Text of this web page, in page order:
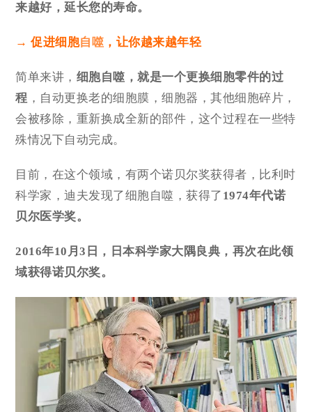
来越好，延长您的寿命。
→ 促进细胞自噬 ，让你越来越年轻
简单来讲， 细胞自噬 ，就是一个更换细胞零件的过
程 ，自动更换老的细胞膜，细胞器，其他细胞碎片，
会被移除，重新换成全新的部件，这个过程在一些特
殊情况下自动完成。
目前，在这个领域，有两个诺贝尔奖获得者，比利时
科学家，迪夫发现了细胞自噬，获得了 1974年代诺
贝尔医学奖。
2016年10月3日，日本科学家大隅良典，再次在此领
域获得诺贝尔奖。